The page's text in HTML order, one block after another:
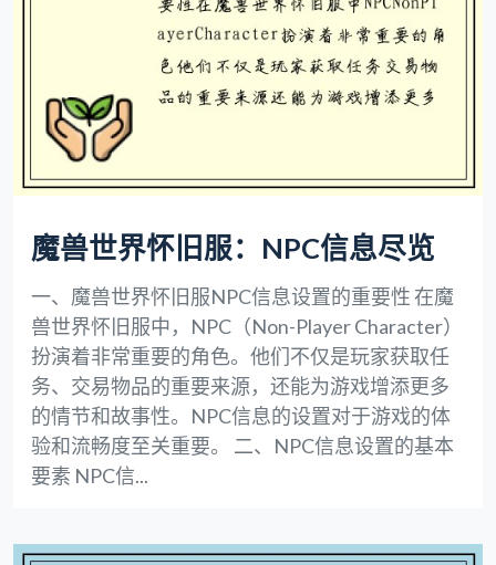
魔兽世界怀旧服：NPC信息尽览
一、魔兽世界怀旧服NPC信息设置的重要性 在魔
兽世界怀旧服中，NPC（Non-Player Character）
扮演着非常重要的角色。他们不仅是玩家获取任
务、交易物品的重要来源，还能为游戏增添更多
的情节和故事性。NPC信息的设置对于游戏的体
验和流畅度至关重要。 二、NPC信息设置的基本
要素 NPC信...